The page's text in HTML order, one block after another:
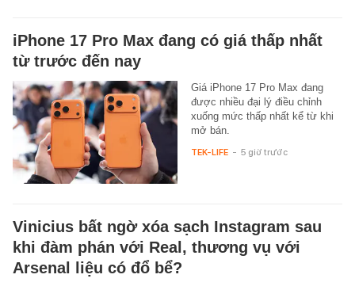
iPhone 17 Pro Max đang có giá thấp nhất
từ trước đến nay
Giá iPhone 17 Pro Max đang
được nhiều đại lý điều chỉnh
xuống mức thấp nhất kể từ khi
mở bán.
TEK-LIFE - 5 giờ trước
Vinicius bất ngờ xóa sạch Instagram sau
khi đàm phán với Real, thương vụ với
Arsenal liệu có đổ bể?